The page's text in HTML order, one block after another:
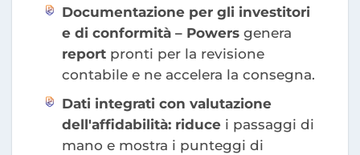
Documentazione per gli investitori
e di conformità – Powers genera
report pronti per la revisione
contabile e ne accelera la consegna.
Dati integrati con valutazione
dell'affidabilità: riduce i passaggi di
mano e mostra i punteggi di